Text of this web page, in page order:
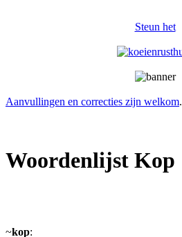
Steun het
Aanvullingen en correcties zijn welkom.
Woordenlijst Kop
~kop: